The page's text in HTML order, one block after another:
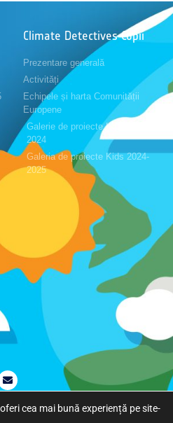
Climate Detectives Copii
Prezentare generală
Activități
Echipele și harta Comunității
Europene
Galerie de proiecte Kids 2023-
2024
Galeria de proiecte Kids 2024-
2025
cea mai bună experiență pe site-